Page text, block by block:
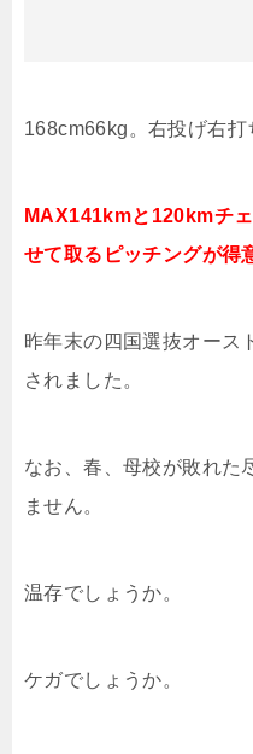
168cm66kg 。右投げ右打
MAX141kmと120kmチ
せて取るピッチングが得
昨年末の四国選抜オース
されました。
なお、春、母校が敗れた
ません。
温存でしょうか。
ケガでしょうか。